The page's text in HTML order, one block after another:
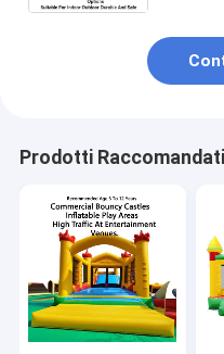
Prodotti Raccomandati